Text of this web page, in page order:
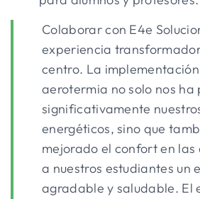
Colaborar con E4e
experiencia
centro. La
aerotermia no solo nos
significativamente
energéticos, sino que
mejorado el confort en
a nuestros estudiantes un
agradable y saludable. El